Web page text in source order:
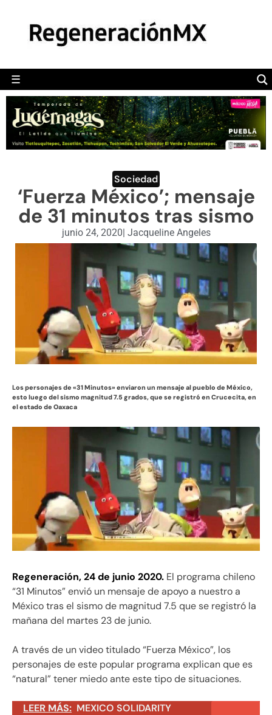
☰
POLÍTICA
CAMALEÓN
OPINIÓN
DEPORTES
ENGLISH SECTION
VIDEOS
Sociedad
‘Fuerza México’; mensaje
de 31 minutos tras sismo
junio 24, 2020| Jacqueline Angeles
Los personajes de «31 Minutos» enviaron un mensaje al pueblo de México,
esto luego del sismo magnitud 7.5 grados, que se registró en Crucecita, en
el estado de Oaxaca
Regeneración, 24 de junio 2020. El programa chileno
“31 Minutos” envió un mensaje de apoyo a nuestro a
México tras el sismo de magnitud 7.5 que se registró la
mañana del martes 23 de junio.
A través de un video titulado “Fuerza México”, los
personajes de este popular programa explican que es
“natural” tener miedo ante este tipo de situaciones.
LEER MÁS: MEXICO SOLIDARITY